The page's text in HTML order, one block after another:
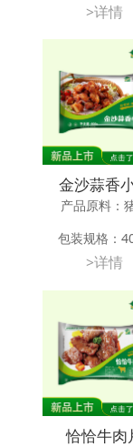
应用方法：油
储存条件：-18℃以下
>详情
金沙蒜香
产品原料：
包装规格：
应用方法：油
储存条件：-18℃以下
>详情
恰恰牛肉